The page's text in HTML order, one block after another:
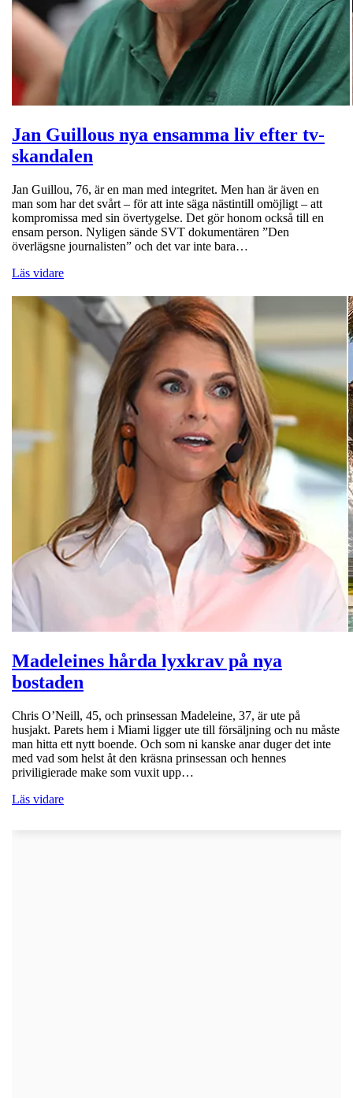
Jan Guillous nya ensamma liv efter tv-
skandalen
Jan Guillou, 76, är en man med integritet. Men han är även en
man som har det svårt – för att inte säga nästintill omöjligt – att
kompromissa med sin övertygelse. Det gör honom också till en
ensam person. Nyligen sände SVT dokumentären ”Den
överlägsne journalisten” och det var inte bara…
Läs vidare
Madeleines hårda lyxkrav på nya
bostaden
Chris O’Neill, 45, och prinsessan Madeleine, 37, är ute på
husjakt. Parets hem i Miami ligger ute till försäljning och nu måste
man hitta ett nytt boende. Och som ni kanske anar duger det inte
med vad som helst åt den kräsna prinsessan och hennes
priviligierade make som vuxit upp…
Läs vidare